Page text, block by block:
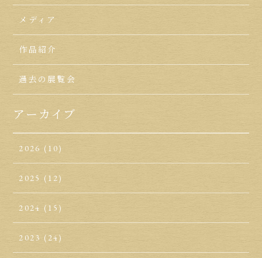
メディア
作品紹介
過去の展覧会
アーカイブ
2026 (10)
2025 (12)
2024 (15)
2023 (24)